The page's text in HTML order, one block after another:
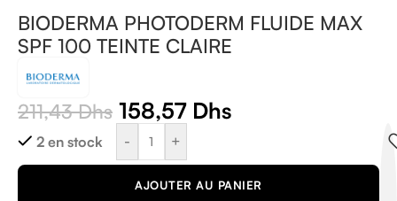
BIODERMA PHOTODERM FLUIDE MAX
SPF 100 TEINTE CLAIRE
211,43Dhs 158,57 Dhs
2 en stock - +
AJOUTER AU PANIER